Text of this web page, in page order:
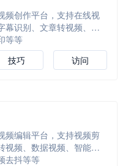
频创作平台，支持在线视
幕识别、文章转视频、数
等等
访问
技巧
频编辑平台，支持视频剪
视频、数据视频、智能封
去抖等等